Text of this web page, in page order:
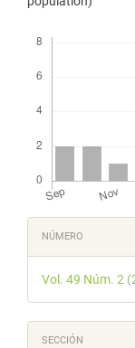
Detalles
del
artículo
NÚMERO
Vol. 49 Núm. 2
SECCIÓN